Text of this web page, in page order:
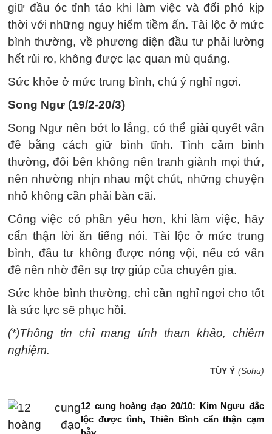
giữ đầu óc tỉnh táo khi làm việc và đối phó kịp
thời với những nguy hiểm tiềm ẩn. Tài lộc ở mức
bình thường, về phương diện đầu tư phải lường
hết rủi ro, không được lạc quan mù quáng.
Sức khỏe ở mức trung bình, chú ý nghỉ ngơi.
Song Ngư (19/2-20/3)
Song Ngư nên bớt lo lắng, có thể giải quyết vấn
đề bằng cách giữ bình tĩnh. Tình cảm bình
thường, đôi bên không nên tranh giành mọi thứ,
nên nhường nhịn nhau một chút, những chuyện
nhỏ không cần phải bàn cãi.
Công việc có phần yếu hơn, khi làm việc, hãy
cẩn thận lời ăn tiếng nói. Tài lộc ở mức trung
bình, đầu tư không được nóng vội, nếu có vấn
đề nên nhờ đến sự trợ giúp của chuyên gia.
Sức khỏe bình thường, chỉ cần nghỉ ngơi cho tốt
là sức lực sẽ phục hồi.
(*)Thông tin chỉ mang tính tham khảo, chiêm
nghiệm.
TÙY Ý (Sohu)
12 cung hoàng đạo 20/10: Kim Ngưu đắc
lộc được tình, Thiên Bình cẩn thận cạm